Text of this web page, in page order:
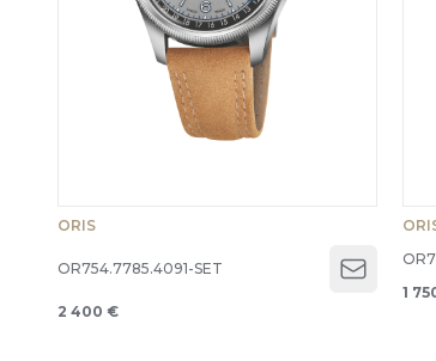
ORIS
OR754.7785.4091-SET
Open
2 400 €
1